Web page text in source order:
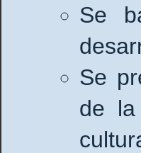
Se
Se
de la